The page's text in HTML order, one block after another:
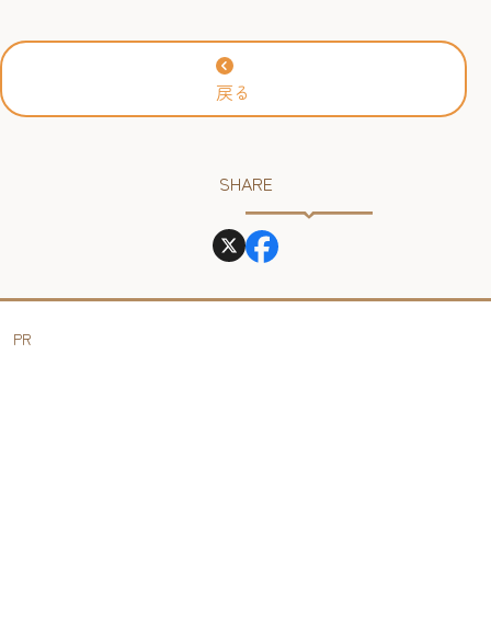
2026年
戻る
SHARE
PR